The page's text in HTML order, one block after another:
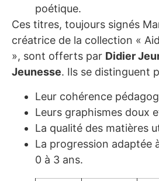
poétique.
Ces titres, toujours signés
créatrice de la collection «
», sont offerts par Didier
Jeunesse. Ils se distinguent
Leur cohérence
Leurs graphismes doux
La qualité des matières
La progression adaptée
0 à 3 ans.